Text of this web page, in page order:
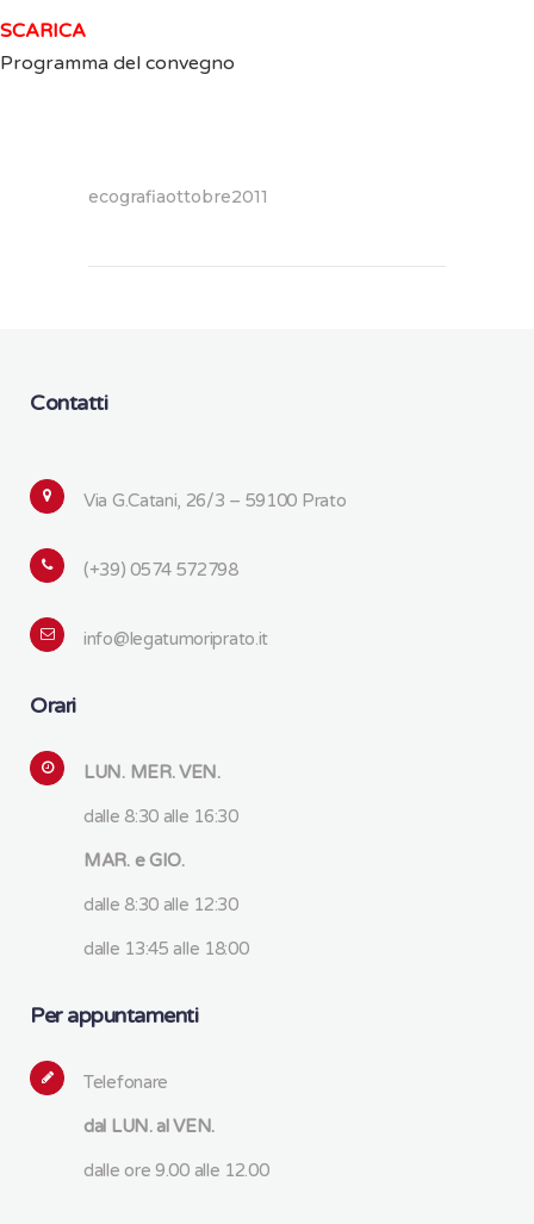
SCARICA
Programma del convegno
ecografiaottobre2011
Contatti
Via G.Catani, 26/3 – 59100 Prato
(+39) 0574 572798
info@legatumoriprato.it
Orari
LUN. MER. VEN.
dalle 8:30 alle 16:30
MAR. e GIO.
dalle 8:30 alle 12:30
dalle 13:45 alle 18:00
Per appuntamenti
Telefonare
dal LUN. al VEN.
dalle ore 9.00 alle 12.00